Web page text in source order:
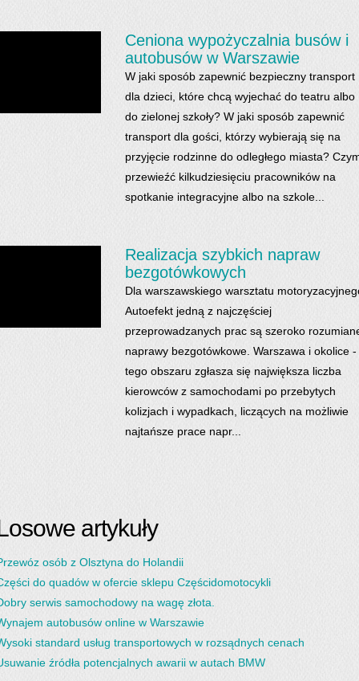
Ceniona wypożyczalnia busów i
autobusów w Warszawie
W jaki sposób zapewnić bezpieczny transport
dla dzieci, które chcą wyjechać do teatru albo
do zielonej szkoły? W jaki sposób zapewnić
transport dla gości, którzy wybierają się na
przyjęcie rodzinne do odległego miasta?
przewieźć kilkudziesięciu pracowników na
spotkanie integracyjne albo na szkole...
Realizacja szybkich napraw
bezgotówkowych
Dla warszawskiego warsztatu
Autoefekt jedną z najczęściej
przeprowadzanych prac są szeroko
naprawy bezgotówkowe. Warszawa i okolice -
tego obszaru zgłasza się największa liczba
kierowców z samochodami po przebytych
kolizjach i wypadkach, liczących na możliwie
najtańsze prace napr...
artykuły
osób z Olsztyna do Holandii
do quadów w ofercie sklepu Częścidomotocykli
serwis samochodowy na wagę złota.
autobusów online w Warszawie
standard usług transportowych w rozsądnych cenach
źródła potencjalnych awarii w autach BMW